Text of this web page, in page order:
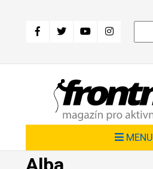
hlavnímu
MENU